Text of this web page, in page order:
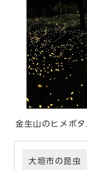
金生山のヒメボ
大垣市の昆虫